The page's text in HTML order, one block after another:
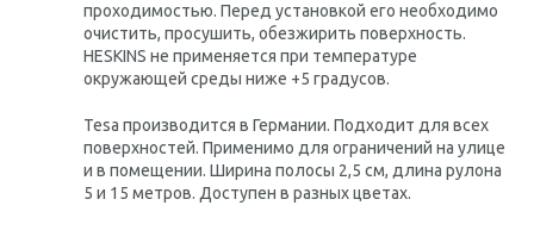
проходимостью. Перед установкой его необходимо
очистить, просушить, обезжирить поверхность.
HESKINS не применяется при температуре
окружающей среды ниже +5 градусов.
Tesa производится в Германии. Подходит для всех
поверхностей. Применимо для ограничений на улице
и в помещении. Ширина полосы 2,5 см, длина рулона
5 и 15 метров. Доступен в разных цветах.